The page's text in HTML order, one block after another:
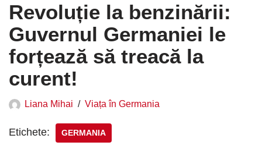
Revoluție la benzinării:
Guvernul Germaniei le
forțează să treacă la
curent!
Liana Mihai Viața în Germania
Etichete: GERMANIA